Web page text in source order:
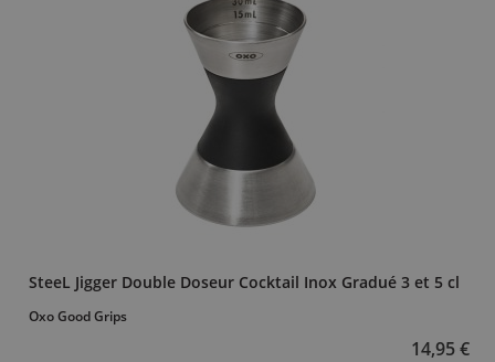
SteeL Jigger Double Doseur Cocktail Inox Gradué 3 et 5 cl
Oxo Good Grips
14,95 €